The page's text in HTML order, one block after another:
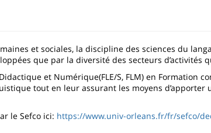
et sociales, la discipline des sciences du
que par la diversité des secteurs d’activités
et Numérique(FLE/S, FLM) en Formation
tout en leur assurant les moyens d’apporter
le Sefco ici: https://www.univ-orleans.fr/fr/sefco/